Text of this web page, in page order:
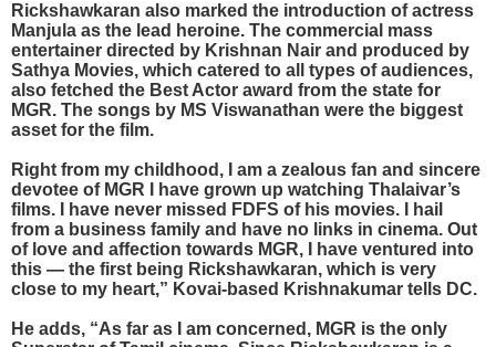
Rickshawkaran also marked the introduction of actress
Manjula as the lead heroine. The commercial mass
entertainer directed by Krishnan Nair and produced by
Sathya Movies, which catered to all types of audiences,
also fetched the Best Actor award from the state for
MGR. The songs by MS Viswanathan were the biggest
asset for the film.
Right from my childhood, I am a zealous fan and sincere
devotee of MGR I have grown up watching Thalaivar’s
films. I have never missed FDFS of his movies. I hail
from a business family and have no links in cinema. Out
of love and affection towards MGR, I have ventured into
this — the first being Rickshawkaran, which is very
close to my heart,” Kovai-based Krishnakumar tells DC.
He adds, “As far as I am concerned, MGR is the only